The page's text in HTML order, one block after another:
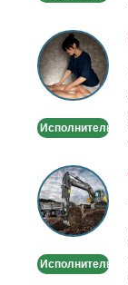
Массаж
лица
и
тела
Исполнитель
Аренда
спецтехники
в
Москве
Исполнитель